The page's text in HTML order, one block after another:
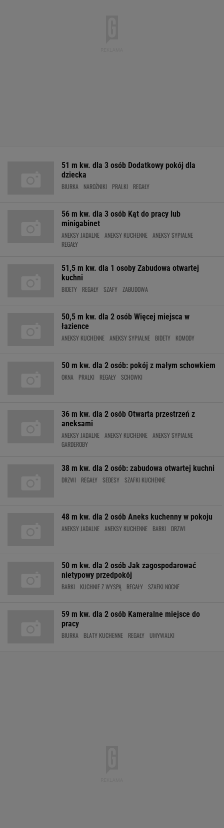
51 m kw. dla 3 osób Dodatkowy pokój dla
dziecka
BIURKA NAROŻNIKI PRALKI REGAŁY
56 m kw. dla 3 osób Kąt do pracy lub
minigabinet
ANEKSY JADALNE ANEKSY KUCHENNE ANEKSY SYPIALNE
REGAŁY
51,5 m kw. dla 1 osoby Zabudowa otwartej
kuchni
BIDETY REGAŁY SZAFY ZABUDOWA
50,5 m kw. dla 2 osób Więcej miejsca w
łazience
ANEKSY KUCHENNE ANEKSY SYPIALNE BIDETY KOMODY
50 m kw. dla 2 osób: pokój z małym schowkiem
OKNA PRALKI REGAŁY SCHOWKI
36 m kw. dla 2 osób Otwarta przestrzeń z
aneksami
ANEKSY JADALNE ANEKSY KUCHENNE ANEKSY SYPIALNE
GARDEROBY
38 m kw. dla 2 osób: zabudowa otwartej kuchni
DRZWI REGAŁY SEDESY SZAFKI KUCHENNE
48 m kw. dla 2 osób Aneks kuchenny w pokoju
ANEKSY JADALNE ANEKSY KUCHENNE BARKI DRZWI
50 m kw. dla 2 osób Jak zagospodarować
nietypowy przedpokój
BARKI KUCHNIE Z WYSPĄ REGAŁY SZAFKI NOCNE
59 m kw. dla 2 osób Kameralne miejsce do
pracy
BIURKA BLATY KUCHENNE REGAŁY UMYWALKI